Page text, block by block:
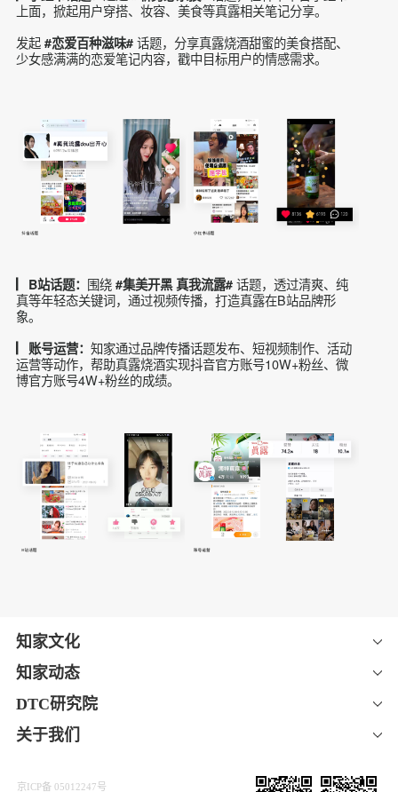
知家基于品效销方法论，帮助真露品牌在抖音、微博、小红
标。
情反差、多场景真情流露、毕业季和七夕节日和颜值变装等内
容角度出发，撬动年轻用户群体。
▏小红书话题： 通过#斩男必杀技#话题，在种草平台小红书
上面，掀起用户穿搭、妆容、美食等真露相关笔记分享。
发起#恋爱百种滋味#话题，分享真露烧酒甜蜜的美食搭配、
少女感满满的恋爱笔记内容，戳中目标用户的情感需求。
▏B站话题： 围绕#集美开黑 真我流露#
话题，透过清爽、纯
真等年轻态关键词，通过视频传播，打造真露在B站品牌形
象。